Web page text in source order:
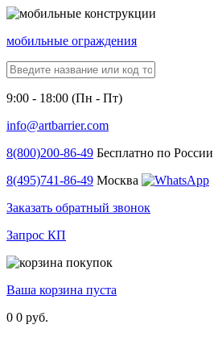
мобильные ограждения
9:00 - 18:00 (Пн - Пт)
info@artbarrier.com
8(800)200-86-49 Бесплатно по России
8(495)741-86-49 Москва
Заказать обратный звонок
Запрос КП
Ваша корзина пуста
0 0 руб.